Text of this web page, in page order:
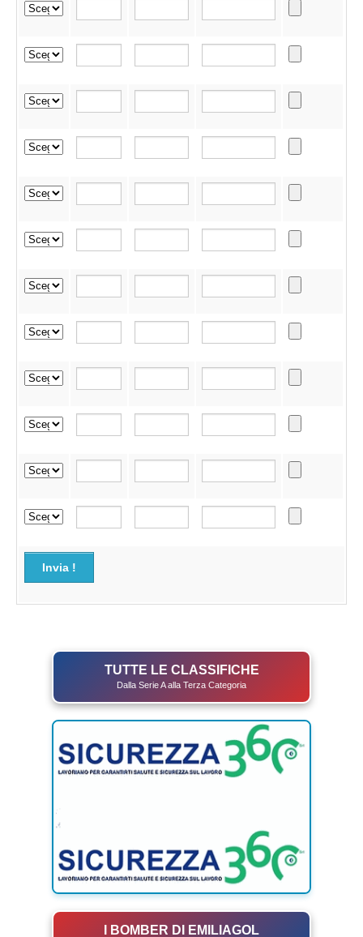
Invia !
TUTTE LE CLASSIFICHE
Dalla Serie A alla Terza Categoria
I BOMBER DI EMILIAGOL